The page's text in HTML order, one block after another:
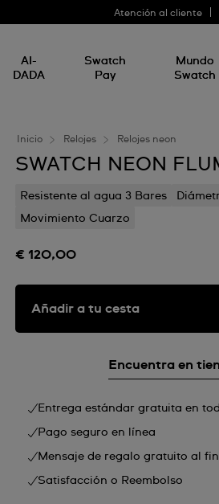
Atención al cliente
AI-
DADA
Swatch
Pay
Mundo
Swatch
Inicio Relojes Relojes neon
SWATCH NEON
Resistente al agua 3 Bares
Movimiento Cuarzo
€ 120,00
Añadir a tu cesta
Encuentra en
Entrega estándar gratuita en
Pago seguro en línea
Mensaje de regalo gratuito al
Satisfacción o Reembolso